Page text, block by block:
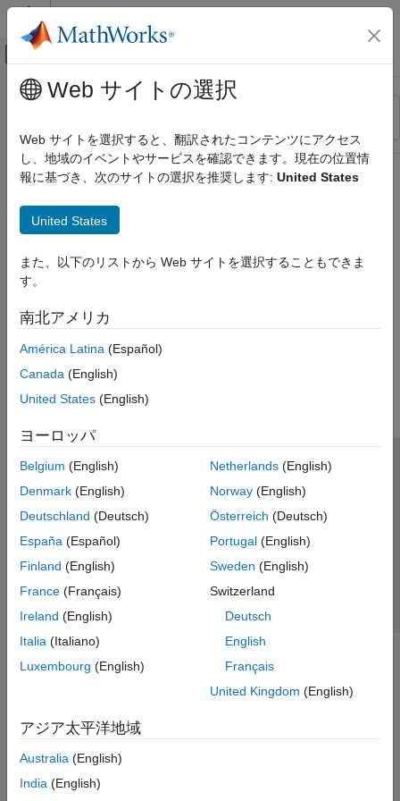
コンテンツへスキップ
オフキャンバス ナビゲーション メ
リソース
ステータス
メインコンテンツ
Web サイトの選択
Web サイトを選択すると、翻訳されたコンテンツにアクセス
し、地域のイベントやサービスを確認できます。現在の位置情
報に基づき、次のサイトの選択を推奨します: United States
United States
また、以下のリストから Web サイトを選択することもできま
す。
南北アメリカ
América Latina (Español)
Canada (English)
United States (English)
ヨーロッパ
Belgium (English)
Denmark (English)
Deutschland (Deutsch)
España (Español)
Finland (English)
France (Français)
Ireland (English)
Italia (Italiano)
Luxembourg (English)
Netherlands(English)
Norway(English)
Österreich (Deutsch)
Portugal(English)
Sweden (English)
Switzerland
Deutsch
English
Français
United Kingdom (English)
アジア太平洋地域
Australia (English)
India (English)
トラストセンター
プライバシー ポリシー
違法コピー防止
アプリケーション ステータス
© 1994-2026 The MathWorks, Inc.